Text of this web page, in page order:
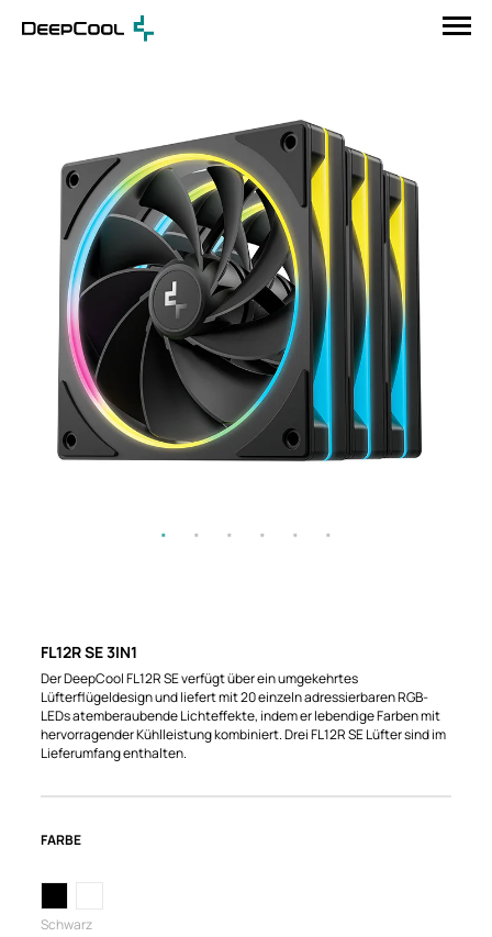
FL12R SE 3IN1
Der DeepCool FL12R SE verfügt über ein umgekehrtes
Lüfterflügeldesign und liefert mit 20 einzeln adressierbaren RGB-
LEDs atemberaubende Lichteffekte, indem er lebendige Farben mit
hervorragender Kühlleistung kombiniert. Drei FL12R SE Lüfter sind im
Lieferumfang enthalten.
FARBE
Schwarz